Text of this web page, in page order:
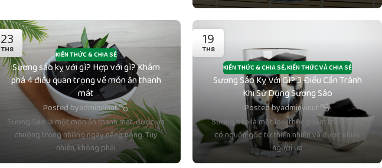
23
TH8 KIẾN THỨC & CHIA SẺ
Sương sáo kỵ với gì? Hợp với gì? Khám
phá 4 điều quan trọng về món ăn thanh
mát
Posted byadminvinut
Sương Sáo là một món ăn thanh mát, được ưa
chuộng trong những ngày nắng nóng. Tuy
nhiên, không phải
19
TH8
KIẾN THỨC & CHIA SẺ,KIẾN THỨC VÀ CHIA SẺ
Sương Sáo Kỵ Với Gì? 3 Điều Cần Tránh
Khi Sử Dụng Sương Sáo
Posted byadminvinut
Sương sáo là một loại thực phẩm thanh mát,
có nguồn gốc từ thiên nhiên và được nhiều
người ưa